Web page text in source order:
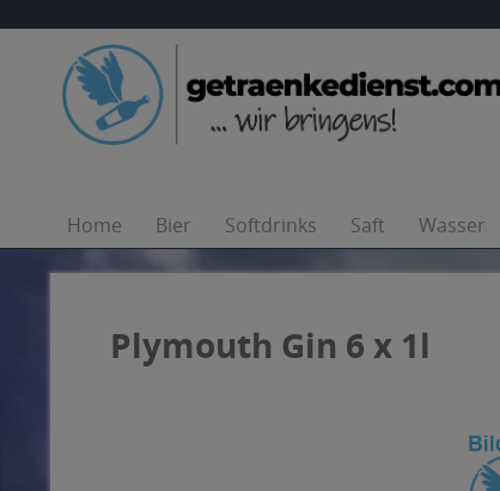
Home Bier Softdrinks Saft Wasser
Plymouth Gin 6 x 1l